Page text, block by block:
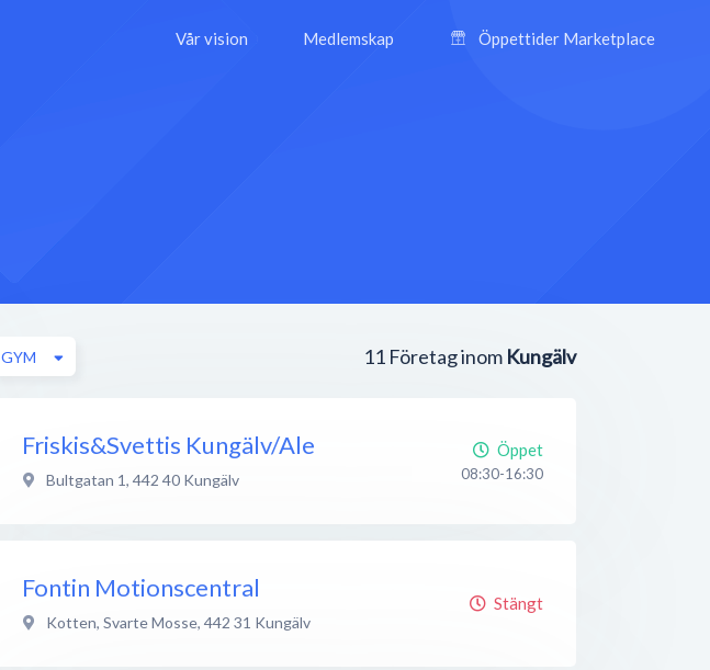
Vår vision Medlemskap Öppettider Marketplace
11 Företag inom Kungälv
GYM
Friskis&Svettis Kungälv/Ale
Bultgatan 1, 442 40 Kungälv
Öppet
08:30-16:30
Fontin Motionscentral
Kotten, Svarte Mosse, 442 31 Kungälv
Stängt